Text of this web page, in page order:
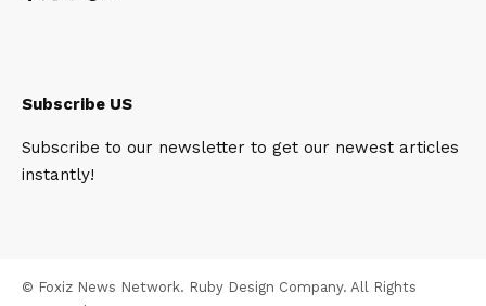
Subscribe US
Subscribe to our newsletter to get our newest articles
instantly!
© Foxiz News Network. Ruby Design Company. All Rights